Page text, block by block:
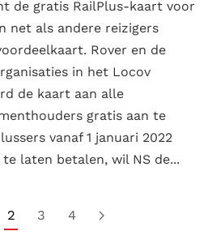
de gratis RailPlus-kaart voor
net als andere reizigers
Rover en de
in het Locov
de kaart aan alle
gratis aan te
vanaf 1 januari 2022
laten betalen, wil NS de...
2 3 4